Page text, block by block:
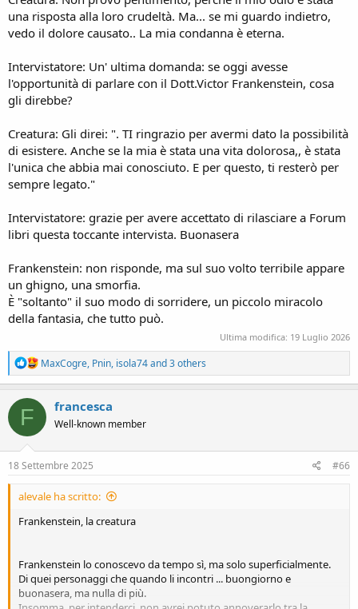
una risposta alla loro crudeltà. Ma... se mi guardo indietro,
vedo il dolore causato.. La mia condanna è eterna.
Intervistatore: Un' ultima domanda: se oggi avesse
l'opportunità di parlare con il Dott.Victor Frankenstein, cosa
gli direbbe?
Creatura: Gli direi: ". TI ringrazio per avermi dato la possibilità
di esistere. Anche se la mia è stata una vita dolorosa,, è stata
l'unica che abbia mai conosciuto. E per questo, ti resterò per
sempre legato."
Intervistatore: grazie per avere accettato di rilasciare a Forum
libri questa toccante intervista. Buonasera
Frankenstein: non risponde, ma sul suo volto terribile appare
un ghigno, una smorfia.
È "soltanto" il suo modo di sorridere, un piccolo miracolo
della fantasia, che tutto può.
Ultima modifica: 19 Luglio 2026
R
e
a
c
n
s
MaxCogre, Pnin, isola74and 3 others
F francesca
Well-known member
18 Settembre 2025 #66
alevale ha scritto:
Frankenstein, la creatura
Frankenstein lo conoscevo da tempo sì, ma solo superficialmente.
Di quei personaggi che quando li incontri ... buongiorno e
buonasera, ma nulla di più.